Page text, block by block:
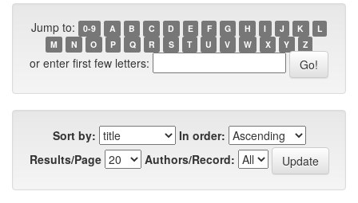
Jump to: 0-9 A B C D E F G H I J K
L
M
N O P Q R S T U V W X Y Z
or enter first few letters:
Sort by:
In order:
Results/Page
Authors/Record: